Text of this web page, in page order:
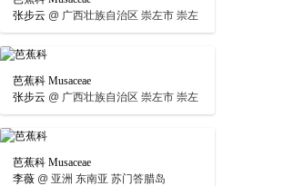
张步云 @ 广西壮族自治区 崇左市 崇左
芭蕉科 Musaceae
张步云 @ 广西壮族自治区 崇左市 崇左
芭蕉科 Musaceae
李薇 @ 亚洲 东南亚 苏门答腊岛